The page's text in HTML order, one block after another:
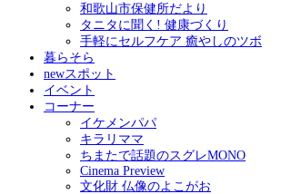
和歌山市保健所だより
タニタに聞く! 健康づくり
手軽にセルフケア 癒やしのツボ
暮らそら
newスポット
イベント
コーナー
イケメンパパ
キラリママ
ちまたで話題のスグレMONO
Cinema Preview
文化財 仏像のよこがお